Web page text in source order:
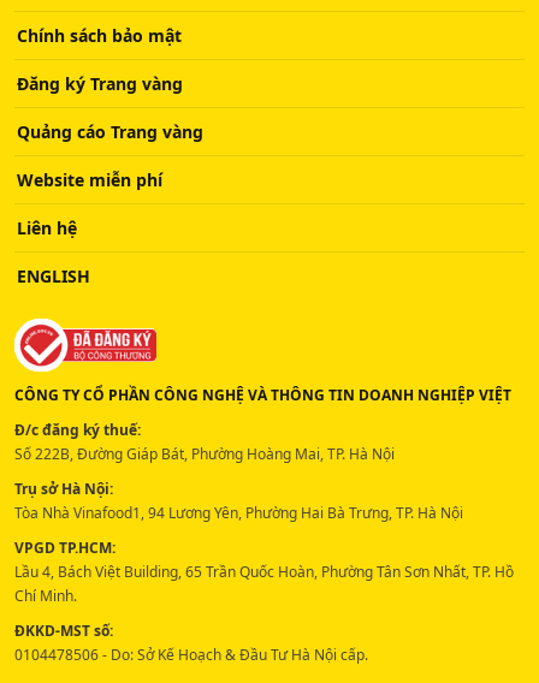
Chính sách bảo mật
Đăng ký Trang vàng
Quảng cáo Trang vàng
Website miễn phí
Liên hệ
ENGLISH
CÔNG TY CỔ PHẦN CÔNG NGHỆ VÀ THÔNG TIN DOANH NGHIỆP VIỆT
Đ/c đăng ký thuế:
Số 222B, Đường Giáp Bát, Phường Hoàng Mai, TP. Hà Nội
Trụ sở Hà Nội:
Tòa Nhà Vinafood1, 94 Lương Yên, Phường Hai Bà Trưng, TP. Hà Nội
VPGD TP.HCM:
Lầu 4, Bách Việt Building, 65 Trần Quốc Hoàn, Phường Tân Sơn Nhất, TP. Hồ
Chí Minh.
ĐKKD-MST số:
0104478506 - Do: Sở Kế Hoạch & Đầu Tư Hà Nội cấp.